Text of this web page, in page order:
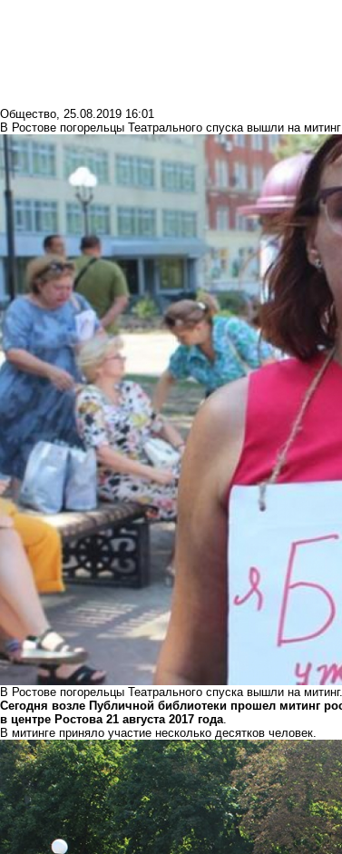
Общество, 25.08.2019 16:01
В Ростове погорельцы Театрального спуска вышли на митинг
В Ростове погорельцы Театрального спуска вышли на
Сегодня возле Публичной библиотеки прошел митинг
в центре Ростова 21 августа 2017 года
В митинге приняло участие несколько десятков человек.